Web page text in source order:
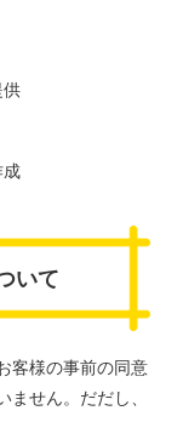
供
成
いて
客様の事前の同意
せん。だだし、